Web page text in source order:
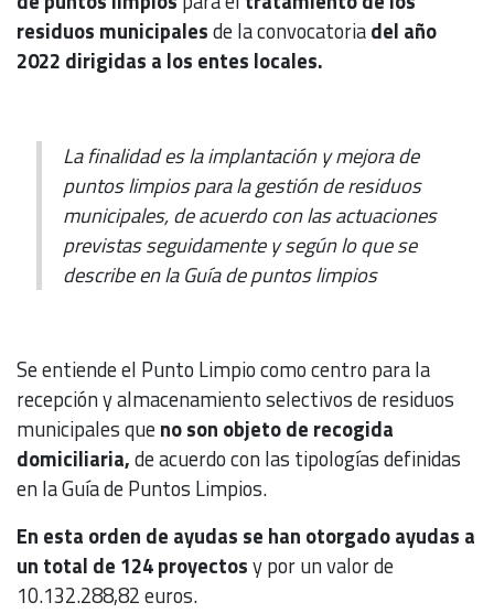
residuos municipalesde la convocatoriadel año
2022 dirigidas a los entes locales.
La finalidad es la implantación y mejora de
puntos limpios para la gestión de residuos
municipales, de acuerdo con las actuaciones
previstas seguidamente y según lo que se
describe en la Guía de puntos limpios
Se entiende el Punto Limpio como centro para la
recepción y almacenamiento selectivos de residuos
municipales queno son objeto de recogida
domiciliaria,de acuerdo con las tipologías definidas
en la Guía de Puntos Limpios.
En esta orden de ayudas se han otorgado ayudas a
un total de 124 proyectosy por un valor de
10.132.288,82 euros.